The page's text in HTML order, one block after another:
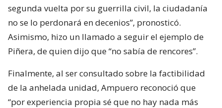
segunda vuelta por su guerrilla civil, la ciudadanía
no se lo perdonará en decenios”, pronosticó.
Asimismo, hizo un llamado a seguir el ejemplo de
Piñera, de quien dijo que “no sabía de rencores”.
Finalmente, al ser consultado sobre la factibilidad
de la anhelada unidad, Ampuero reconoció que
“por experiencia propia sé que no hay nada más